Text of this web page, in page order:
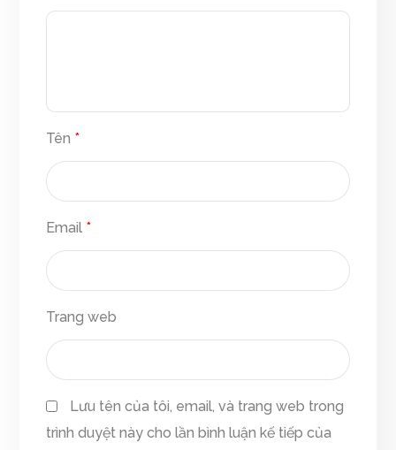
Tên *
Email *
Trang web
Lưu tên của tôi, email, và trang web trong
trình duyệt này cho lần bình luận kế tiếp của